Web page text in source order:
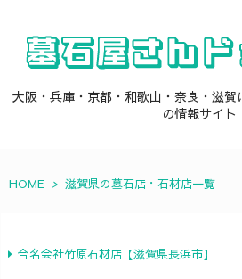
大阪・兵庫・京都・和歌山・奈良・滋
の情報サイト
HOME > 滋賀県の墓石店・石材店一覧
合名会社竹原石材店【滋賀県長浜市】